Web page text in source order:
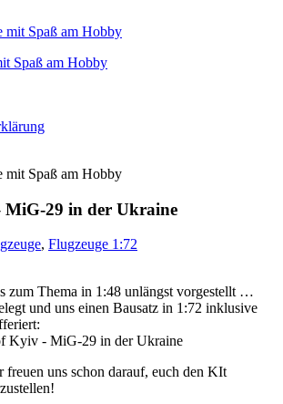
Spaß am Hobby
MiG-29 in der Ukraine
, Flugzeuge 1:72
zum Thema in 1:48 unlängst vorgestellt …
und uns einen Bausatz in 1:72 inklusive
freuen uns schon darauf, euch den KIt